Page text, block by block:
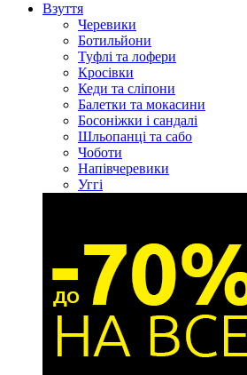
Взуття
Черевики
Ботильйони
Туфлі та лофери
Кросівки
Кеди та сліпони
Балетки та мокасини
Босоніжки і сандалі
Шльопанці та сабо
Чоботи
Напівчеревики
Уггі